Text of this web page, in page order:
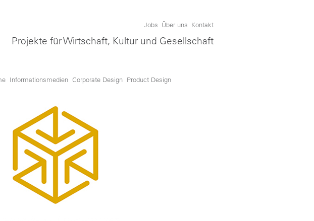
Projekte für Wirtschaft, Kultur und Gesellschaft
Jobs Über uns Kontakt
Informationsmedien Corporate Design Product Design